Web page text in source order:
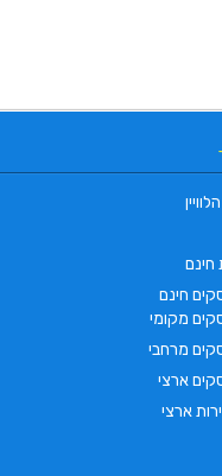
חינם
חינם
מקומי
מרחבי
ארצי
ארצי